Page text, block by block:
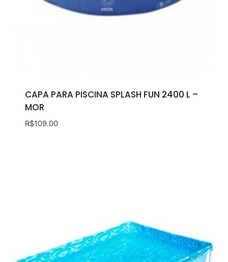
CAPA PARA PISCINA SPLASH FUN 2400 L –
MOR
R$109.00